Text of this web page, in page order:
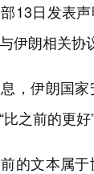
13日发表
伊朗相关协
，伊朗国
之前的更好”
的文本属